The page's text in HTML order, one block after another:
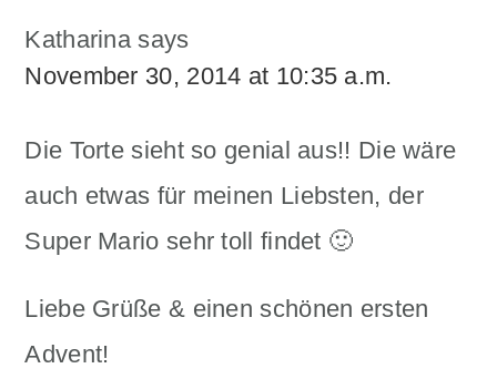
Katharina says
November 30, 2014 at 10:35 a.m.
Die Torte sieht so genial aus!! Die wäre
auch etwas für meinen Liebsten, der
Super Mario sehr toll findet 🙂
Liebe Grüße & einen schönen ersten
Advent!